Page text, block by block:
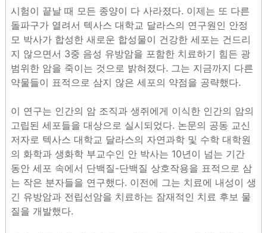
시험이 끝날 때 모든 종양이 다 사라졌다. 이제는 또 다른
돌파구가 열려서 텍사스 대학교 달라스의 연구원인 안정
모 박사가 합성한 새로운 합성물이 건강한 세포는 건드리
지 않으면서 3중 음성 유방암을 포함한 치료하기 힘든 광
범위한 암을 죽이는 것으로 밝혀졌다. 그는 지금까지 다른
약물들이 표적으로 삼지 않은 세포의 약점을 공략했다.
이 연구는 인간의 암 조직과 생쥐에게 이식한 인간의 암의
고립된 세포들을 대상으로 실시되었다. 논문의 공동 교신
저자로 텍사스 대학교 달라스의 자연과학 및 수학 대학원
의 화학과 생화학 부교수인 안 박사는 10년이 넘는 기간
동안 세포 속에서 단백질-단백질 상호작용을 표적으로 삼
는 작은 분자들을 연구했다. 이전에 그는 치료에 내성이 생
긴 유방암과 전립선암을 치료하는 잠재적인 치료 후보 물
질을 개발했다.